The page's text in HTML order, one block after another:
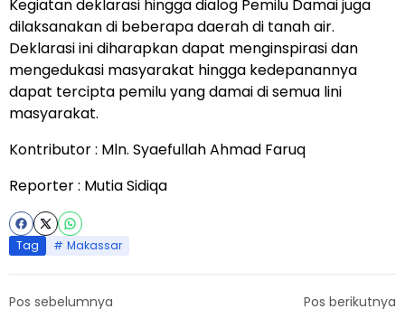
Kegiatan deklarasi hingga dialog Pemilu Damai juga
dilaksanakan di beberapa daerah di tanah air.
Deklarasi ini diharapkan dapat menginspirasi dan
mengedukasi masyarakat hingga kedepanannya
dapat tercipta pemilu yang damai di semua lini
masyarakat.
Kontributor : Mln. Syaefullah Ahmad Faruq
Reporter : Mutia Sidiqa
Tag Makassar
Pos sebelumnya Pos berikutnya